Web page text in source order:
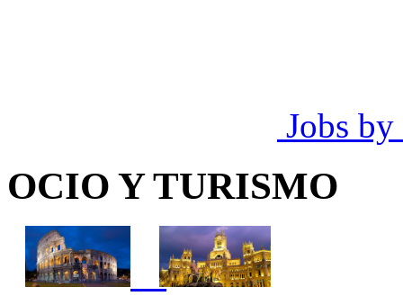
Jobs by
OCIO Y TURISMO